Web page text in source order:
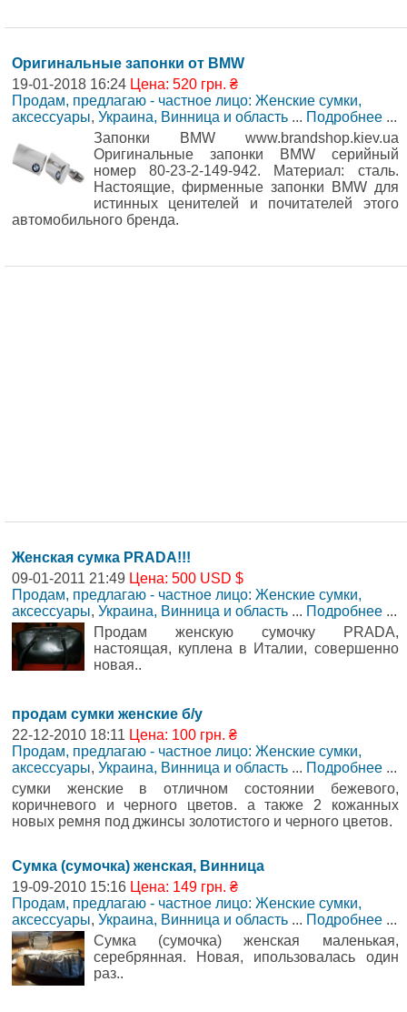
Оригинальные запонки от BMW
19-01-2018 16:24 Цена: 520 грн. ₴
Продам, предлагаю - частное лицо: Женские сумки,
аксессуары, Украина, Винница и область ... Подробнее ...
Запонки BMW www.brandshop.kiev.ua
Оригинальные запонки BMW серийный
номер 80-23-2-149-942. Материал: сталь.
Настоящие, фирменные запонки BMW для
истинных ценителей и почитателей этого
автомобильного бренда.
Женская сумка PRADA!!!
09-01-2011 21:49 Цена: 500 USD $
Продам, предлагаю - частное лицо: Женские сумки,
аксессуары, Украина, Винница и область ... Подробнее ...
Продам женскую сумочку PRADA,
настоящая, куплена в Италии, совершенно
новая..
продам сумки женские б/у
22-12-2010 18:11 Цена: 100 грн. ₴
Продам, предлагаю - частное лицо: Женские сумки,
аксессуары, Украина, Винница и область ... Подробнее ...
сумки женские в отличном состоянии бежевого,
коричневого и черного цветов. а также 2 кожанных
новых ремня под джинсы золотистого и черного цветов.
Сумка (сумочка) женская, Винница
19-09-2010 15:16 Цена: 149 грн. ₴
Продам, предлагаю - частное лицо: Женские сумки,
аксессуары, Украина, Винница и область ... Подробнее ...
Сумка (сумочка) женская маленькая,
серебрянная. Новая, ипользовалась один
раз..